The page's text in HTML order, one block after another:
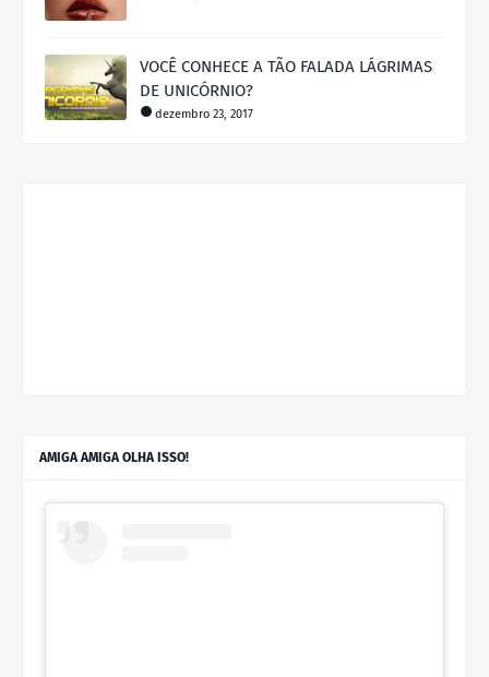
VOCÊ CONHECE A TÃO FALADA LÁGRIMAS
DE UNICÓRNIO?
dezembro 23, 2017
AMIGA AMIGA OLHA ISSO!